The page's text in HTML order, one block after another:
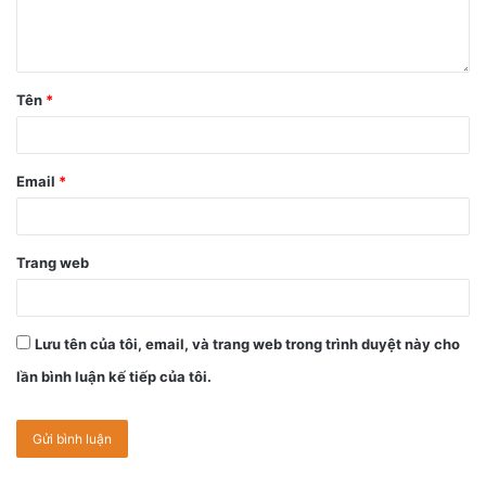
Khuyết” đã làm điều gì đó đặc biệt bên trong chip A15 với
Tên *
Email *
Trang web
Lưu tên của tôi, email, và trang web trong trình duyệt này cho
lần bình luận kế tiếp của tôi.